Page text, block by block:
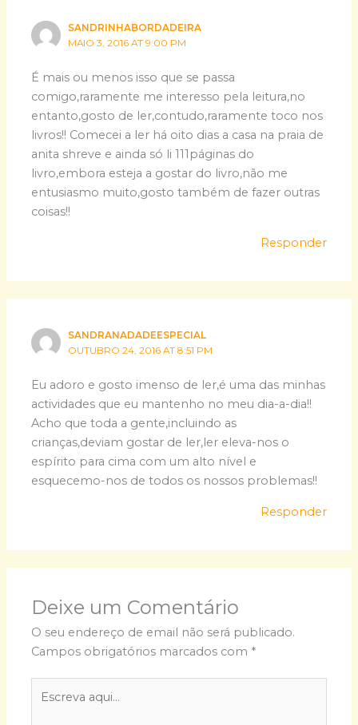
SANDRINHABORDADEIRA
MAIO 3, 2016 AT 9:00 PM
É mais ou menos isso que se passa
comigo,raramente me interesso pela leitura,no
entanto,gosto de ler,contudo,raramente toco nos
livros!! Comecei a ler há oito dias a casa na praia de
anita shreve e ainda só li 111páginas do
livro,embora esteja a gostar do livro,não me
entusiasmo muito,gosto também de fazer outras
coisas!!
Responder
SANDRANADADEESPECIAL
OUTUBRO 24, 2016 AT 8:51 PM
Eu adoro e gosto imenso de ler,é uma das minhas
actividades que eu mantenho no meu dia-a-dia!!
Acho que toda a gente,incluindo as
crianças,deviam gostar de ler,ler eleva-nos o
espírito para cima com um alto nível e
esquecemo-nos de todos os nossos problemas!!
Responder
Deixe um Comentário
O seu endereço de email não será publicado.
Campos obrigatórios marcados com *